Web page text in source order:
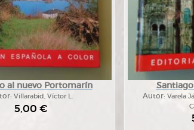
al nuevo Portomarín
Villarabid, Víctor L.
5,00 €
Autor: Varela